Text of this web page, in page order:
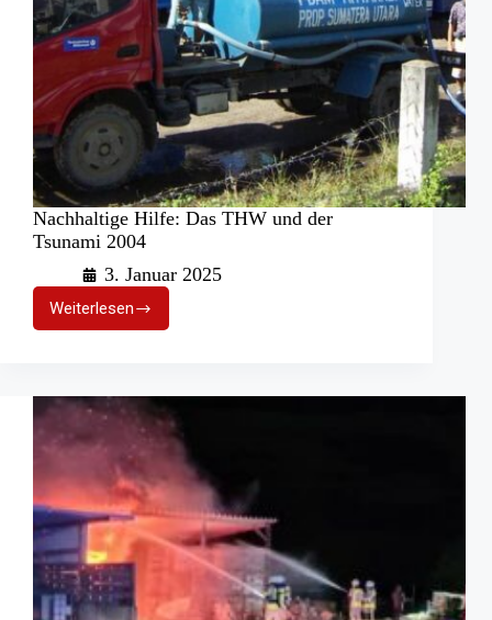
Nachhaltige Hilfe: Das THW und der
Tsunami 2004
3. Januar 2025
WeiterlesenNachhaltige
Hilfe:
und
der
Tsunami
2004